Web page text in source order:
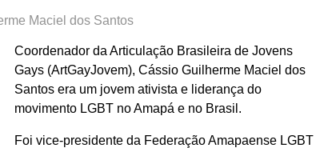
Maciel dos Santos
Coordenador da Articulação Brasileira de Jovens
Gays (ArtGayJovem), Cássio Guilherme Maciel dos
Santos era um jovem ativista e liderança do
movimento LGBT no Amapá e no Brasil.
Foi vice-presidente da Federação Amapaense LGBT